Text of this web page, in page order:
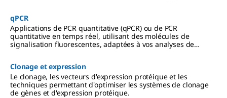
qPCR
Applications de PCR quantitative (qPCR) ou de PCR
quantitative en temps réel, utilisant des molécules de
signalisation fluorescentes, adaptées à vos analyses de
Clonage et expression
Le clonage, les vecteurs d'expression protéique et les
techniques permettant d'optimiser les systèmes de clonage
de gènes et d'expression protéique.